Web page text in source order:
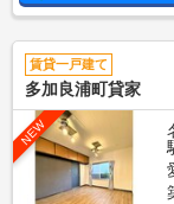
賃貸一戸建て
多加良浦町貸家
NEW